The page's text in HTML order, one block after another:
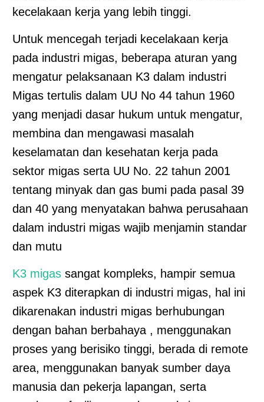
kecelakaan kerja yang lebih tinggi.
Untuk mencegah terjadi kecelakaan kerja
pada industri migas, beberapa aturan yang
mengatur pelaksanaan K3 dalam industri
Migas tertulis dalam UU No 44 tahun 1960
yang menjadi dasar hukum untuk mengatur,
membina dan mengawasi masalah
keselamatan dan kesehatan kerja pada
sektor migas serta UU No. 22 tahun 2001
tentang minyak dan gas bumi pada pasal 39
dan 40 yang menyatakan bahwa perusahaan
dalam industri migas wajib menjamin standar
dan mutu
K3 migas sangat kompleks, hampir semua
aspek K3 diterapkan di industri migas, hal ini
dikarenakan industri migas berhubungan
dengan bahan berbahaya , menggunakan
proses yang berisiko tinggi, berada di remote
area, menggunakan banyak sumber daya
manusia dan pekerja lapangan, serta